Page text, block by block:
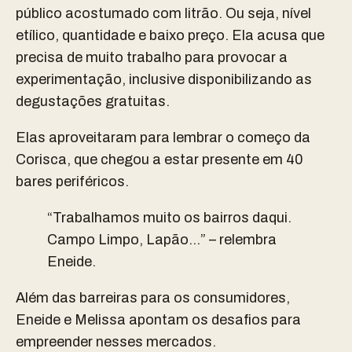
público acostumado com litrão. Ou seja, nível
etílico, quantidade e baixo preço. Ela acusa que
precisa de muito trabalho para provocar a
experimentação, inclusive disponibilizando as
degustações gratuitas.
Elas aproveitaram para lembrar o começo da
Corisca, que chegou a estar presente em 40
bares periféricos.
“Trabalhamos muito os bairros daqui.
Campo Limpo, Lapão…” – relembra
Eneide.
Além das barreiras para os consumidores,
Eneide e Melissa apontam os desafios para
empreender nesses mercados.